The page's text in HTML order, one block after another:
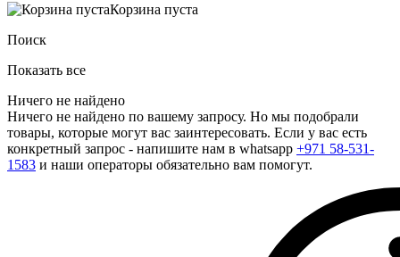
Корзина пуста
Поиск
Показать все
Ничего не найдено
Ничего не найдено по вашему запросу. Но мы подобрали
товары, которые могут вас заинтересовать. Если у вас есть
конкретный запрос - напишите нам в whatsapp +971 58-531-
1583 и наши операторы обязательно вам помогут.